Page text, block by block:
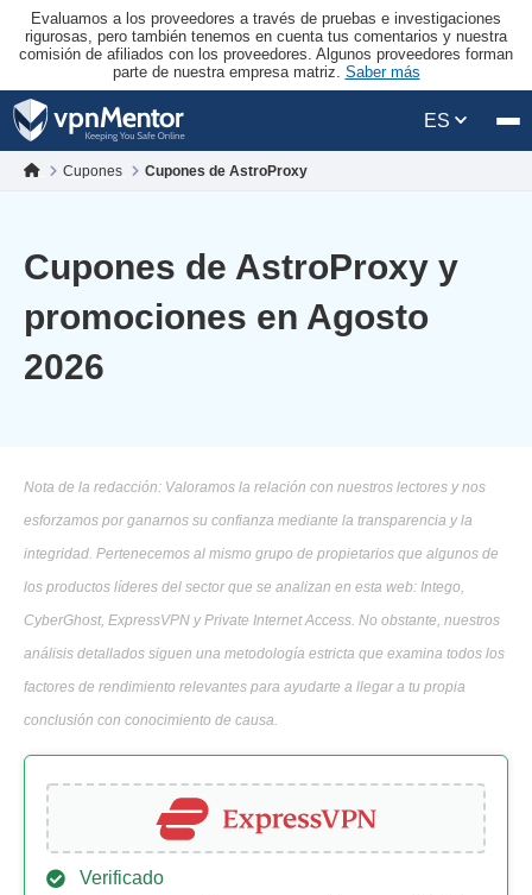
Evaluamos a los proveedores a través de pruebas e investigaciones
rigurosas, pero también tenemos en cuenta tus comentarios y nuestra
comisión de afiliados con los proveedores. Algunos proveedores forman
parte de nuestra empresa matriz. Saber más
ES
Cupones Cupones de AstroProxy
Cupones de AstroProxy y
promociones en Agosto
2026
Nota de la redacción: Valoramos la relación con nuestros lectores y nos
esforzamos por ganarnos su confianza mediante la transparencia y la
integridad. Pertenecemos al mismo grupo de propietarios que algunos de
los productos líderes del sector que se analizan en esta web: Intego,
CyberGhost, ExpressVPN y Private Internet Access. No obstante, nuestros
análisis detallados siguen una metodología estricta que examina todos los
factores de rendimiento relevantes para ayudarte a llegar a tu propia
conclusión con conocimiento de causa.
Verificado